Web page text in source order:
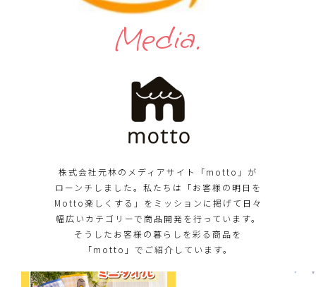
Media.
株式会社元林のメディアサイト「motto」が
ローンチしました。私たちは「お客様の明日を
Motto楽しくする」をミッションに掲げて日々
幅広いカテゴリーで商品開発を行っています。
そうしたお客様の暮らしを彩る商品を
「motto」でご紹介しています。